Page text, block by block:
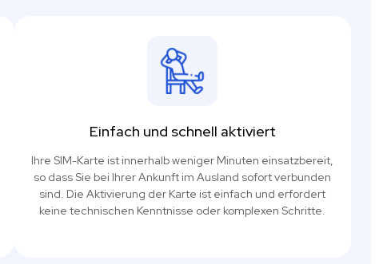
Einfach und schnell aktiviert
Ihre SIM-Karte ist innerhalb weniger Minuten einsatzbereit,
so dass Sie bei Ihrer Ankunft im Ausland sofort verbunden
sind. Die Aktivierung der Karte ist einfach und erfordert
keine technischen Kenntnisse oder komplexen Schritte.